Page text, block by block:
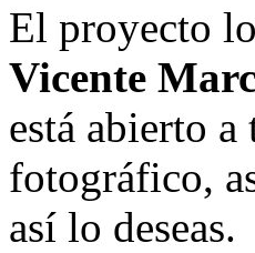
El proyecto
Vicente
está abierto
fotográfico,
así lo deseas.